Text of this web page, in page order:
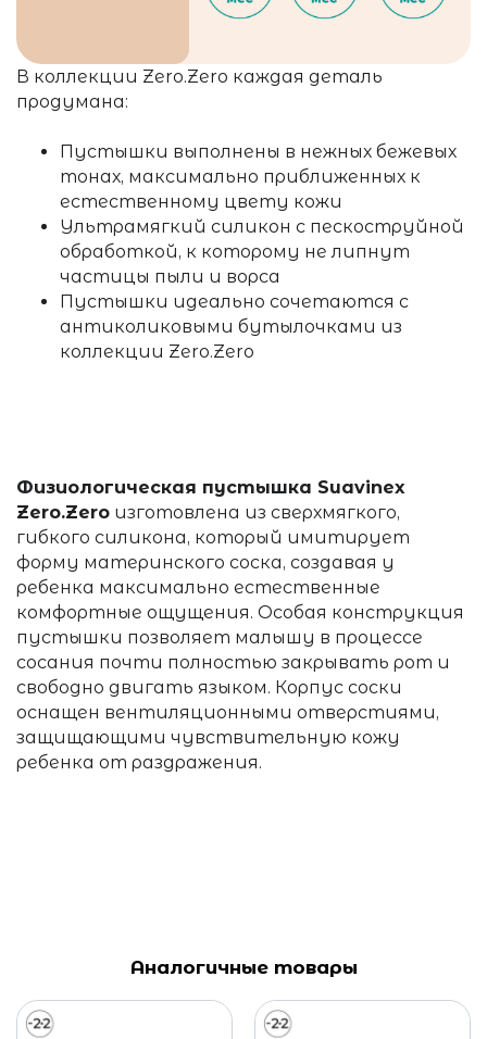
В коллекции Zero.Zero каждая деталь
продумана:
Пустышки выполнены в нежных бежевых
тонах, максимально приближенных к
естественному цвету кожи
Ультрамягкий силикон с пескоструйной
обработкой, к которому не липнут
частицы пыли и ворса
Пустышки идеально сочетаются с
антиколиковыми бутылочками из
коллекции Zero.Zero
Физиологическая пуcтышка Suavinex
Zero.Zero изготовлена из сверхмягкого,
гибкого силикона, который имитирует
форму материнского соска, создавая у
ребенка максимально естественные
комфортные ощущения. Особая конструкция
пустышки позволяет малышу в процессе
сосания почти полностью закрывать рот и
свободно двигать языком. Корпус соски
оснащен вентиляционными отверстиями,
защищающими чувствительную кожу
ребенка от раздражения.
Аналогичные товары